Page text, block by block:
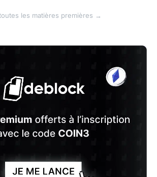
les matières premières →